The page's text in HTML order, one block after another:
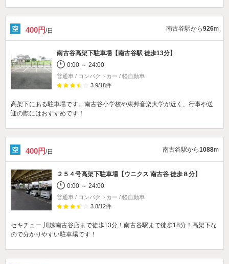
400円/日 南古谷駅から926m
南古谷高架下駐車場【南古谷駅 徒歩13分】
0:00 ～ 24:00
普通車 / コンパクトカー / 軽自動車
3.9/18件
高架下にある駐車場です。南古谷小学校や東邦音楽大学が近く、行事や送
迎の際にはおすすめです！
400円/日 南古谷駅から1088m
２５４号高架下駐車場【ウニクス 南古谷 徒歩８分】
0:00 ～ 24:00
普通車 / コンパクトカー / 軽自動車
3.8/12件
セキチュー 川越南古谷店まで徒歩13分！南古谷駅まで徒歩18分！高架下な
ので分かりやすい駐車場です！